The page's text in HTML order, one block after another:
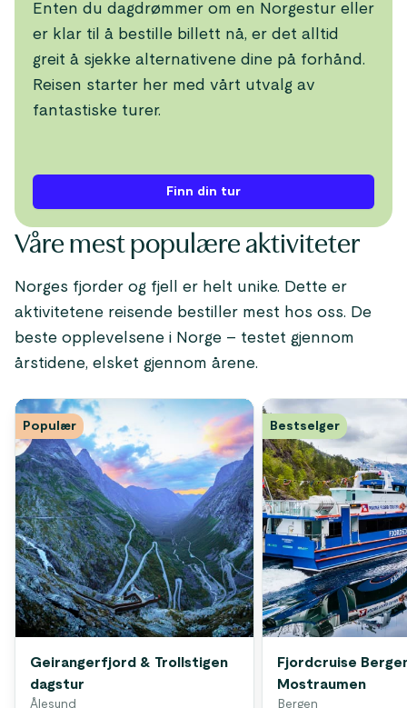
Enten du dagdrømmer om en Norgestur eller
er klar til å bestille billett nå, er det alltid
greit å sjekke alternativene dine på forhånd.
Reisen starter her med vårt utvalg av
fantastiske turer.
Finn din tur
Våre mest populære aktiviteter
Norges fjorder og fjell er helt unike. Dette er
aktivitetene reisende bestiller mest hos oss. De
beste opplevelsene i Norge – testet gjennom
årstidene, elsket gjennom årene.
Populær
Geirangerfjord & Trollstigen
dagstur
Ålesund
Bestselger
Fjordcruise
Mostraumen
Bergen